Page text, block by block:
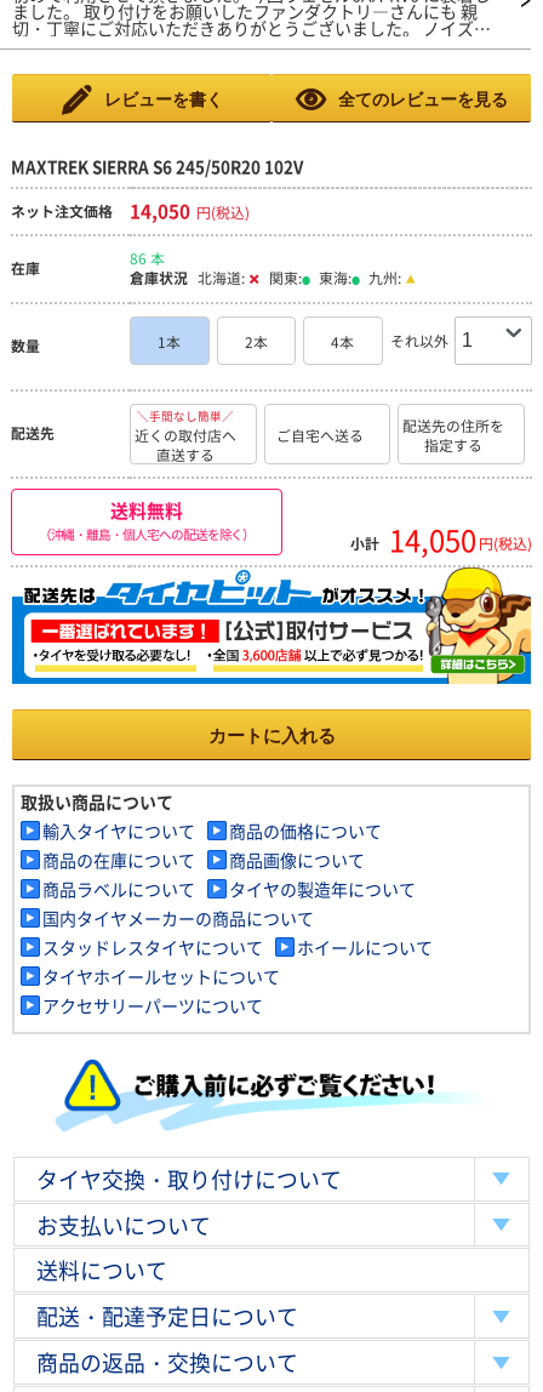
ました。 取り付けをお願いしたファンダクトリ―さんにも 親
切・丁寧にご対応いただきありがとうございました。 ノイズ等
は気になりません。交換したばかりなので耐 久性等は今のとこ
用させて頂きますありがとうござ いました。
レビューを書く 全てのレビューを見る
MAXTREK SIERRA S6 245/50R20 102V
ネット注文価格 14,050 円(税込)
在庫
86 本
倉庫状況 北海道: 関東: 東海: 九州:
数量 1本 2本 4本 それ以外
配送先
＼手間なし簡単／
近くの取付店へ
直送する
ご自宅へ送る
配送先の住所を
指定する
送料無料
（沖縄・離島・個人宅への配送を除く） 小計 14,050 円(税込)
カートに入れる
取扱い商品について
輸入タイヤについて
商品の価格について
商品の在庫について
商品画像について
商品ラベルについて
タイヤの製造年について
国内タイヤメーカーの商品について
スタッドレスタイヤについて
ホイールについて
タイヤホイールセットについて
アクセサリーパーツについて
タイヤ交換・取り付けについて
お支払いについて
送料について
配送・配達予定日について
商品の返品・交換について